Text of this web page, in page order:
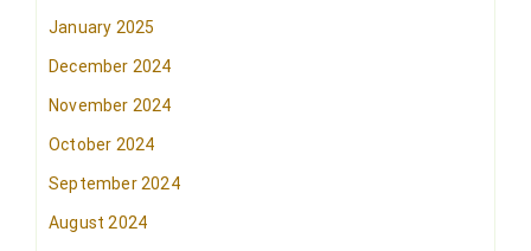
January 2025
December 2024
November 2024
October 2024
September 2024
August 2024